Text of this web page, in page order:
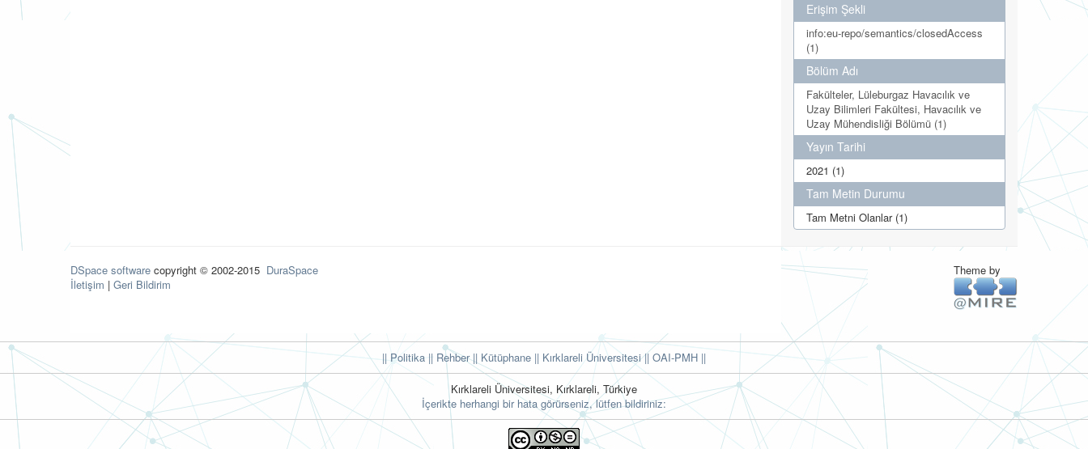
Erişim Şekli
info:eu-repo/semantics/closedAccess
(1)
Bölüm Adı
Fakülteler, Lüleburgaz Havacılık ve
Uzay Bilimleri Fakültesi, Havacılık ve
Uzay Mühendisliği Bölümü (1)
Yayın Tarihi
2021 (1)
Tam Metin Durumu
Tam Metni Olanlar (1)
DSpace software copyright © 2002-2015 DuraSpace
İletişim | Geri Bildirim
Theme by
|| Politika || Rehber|| Kütüphane || Kırklareli Üniversitesi || OAI-PMH ||
Kırklareli Üniversitesi, Kırklareli, Türkiye
İçerikte herhangi bir hata görürseniz, lütfen bildiriniz: